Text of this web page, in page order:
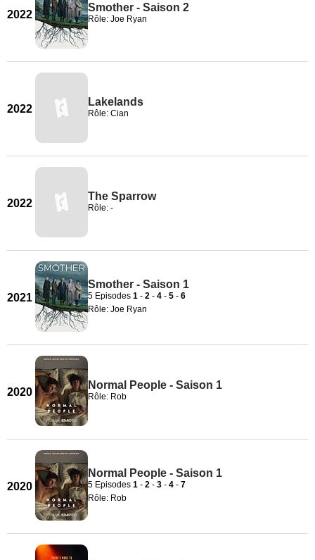
2022
Smother - Saison 2
Rôle: Joe Ryan
2022
Lakelands
Rôle: Cian
2022
The Sparrow
Rôle: -
2021
Smother - Saison 1
5 Episodes 1 - 2 - 4 - 5 - 6
Rôle: Joe Ryan
2020
Normal People - Saison 1
Rôle: Rob
2020
Normal People - Saison 1
5 Episodes 1 - 2 - 3 - 4 - 7
Rôle: Rob